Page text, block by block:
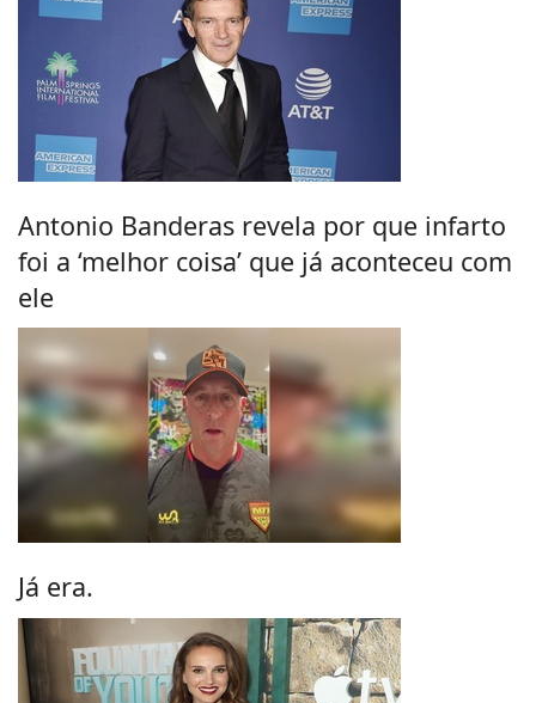
Antonio Banderas revela por que infarto
foi a ‘melhor coisa’ que já aconteceu com
ele
Já era.